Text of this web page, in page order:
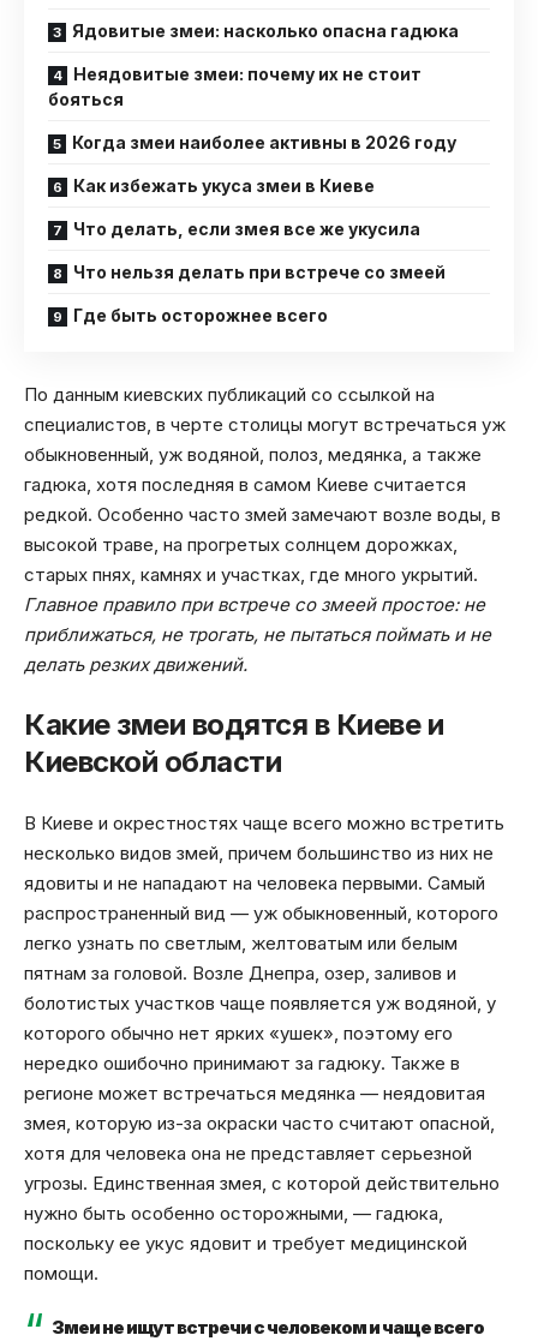
Ядовитые змеи: насколько опасна гадюка
Неядовитые змеи: почему их не стоит
бояться
Когда змеи наиболее активны в 2026 году
Как избежать укуса змеи в Киеве
Что делать, если змея все же укусила
Что нельзя делать при встрече со змеей
Где быть осторожнее всего
По данным киевских публикаций со ссылкой на
специалистов, в черте столицы могут встречаться уж
обыкновенный, уж водяной, полоз, медянка, а также
гадюка, хотя последняя в самом Киеве считается
редкой. Особенно часто змей замечают возле воды, в
высокой траве, на прогретых солнцем дорожках,
старых пнях, камнях и участках, где много укрытий.
Главное правило при встрече со змеей простое: не
приближаться, не трогать, не пытаться поймать и не
делать резких движений.
Какие змеи водятся в Киеве и
Киевской области
В Киеве и окрестностях чаще всего можно встретить
несколько видов змей, причем большинство из них не
ядовиты и не нападают на человека первыми. Самый
распространенный вид — уж обыкновенный, которого
легко узнать по светлым, желтоватым или белым
пятнам за головой. Возле Днепра, озер, заливов и
болотистых участков чаще появляется уж водяной, у
которого обычно нет ярких «ушек», поэтому его
нередко ошибочно принимают за гадюку. Также в
регионе может встречаться медянка — неядовитая
змея, которую из-за окраски часто считают опасной,
хотя для человека она не представляет серьезной
угрозы. Единственная змея, с которой действительно
нужно быть особенно осторожными, — гадюка,
поскольку ее укус ядовит и требует медицинской
помощи.
Змеи не ищут встречи с человеком и чаще всего